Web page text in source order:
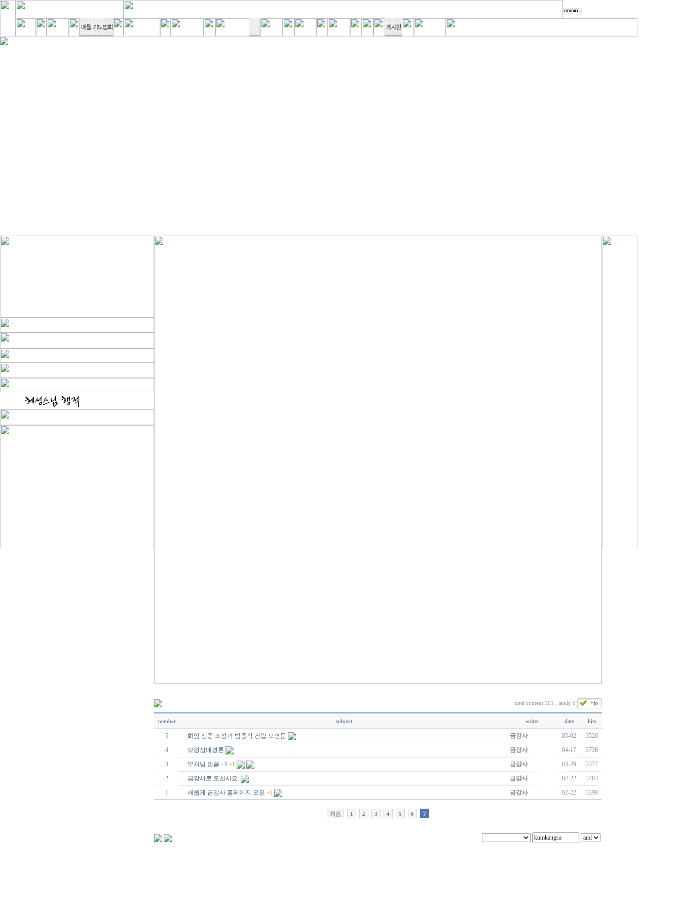
totel content 101 , lately 0
nember subject writer date hits
5 화엄 신종 조성과 범종각 건립 모연문 금강사 05-02
3526
4
보왕삼매경론 금강사 04-17
3738
3
부처님 말씀 - 1 +1 금강사 03-29
3377
2
금강사로 오십시요. 금강사 02-22
3403
1
새롭게 금강사 홈페이지 오픈 +1 금강사 02-22 3390
처음 1 2 3 4 5 6 7